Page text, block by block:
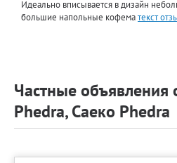
Идеально вписывается в дизайн
большие напольные кофематекст
Частные объявления
Phedra, Саеко Phedra